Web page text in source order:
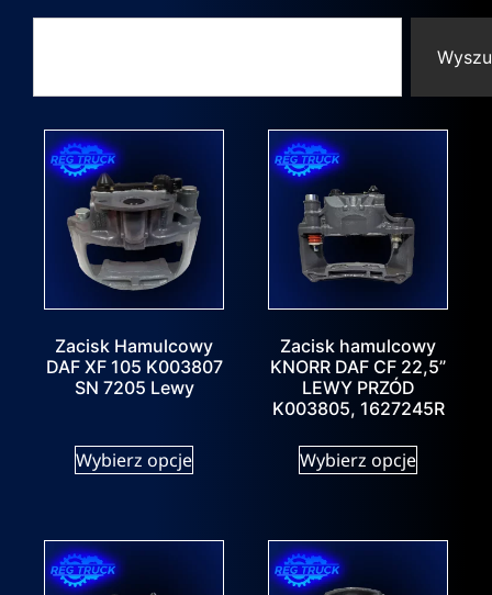
Zacisk Hamulcowy
DAF XF 105 K003807
SN 7205 Lewy
Wybierz opcje
Zacisk hamulcowy
KNORR DAF CF 22,5”
LEWY PRZÓD
K003805, 1627245R
Wybierz opcje